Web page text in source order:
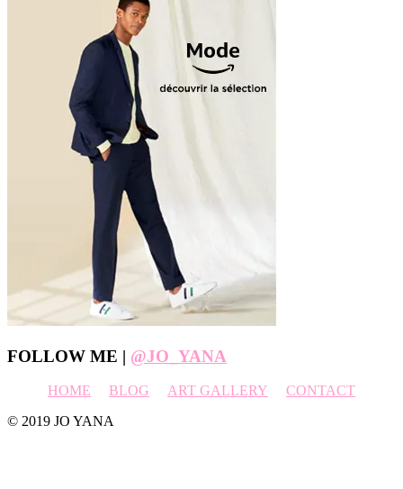
Footer
FOLLOW ME | @JO_YANA
HOME BLOG ART GALLERY
CONTACT
© 2019 JO YANA